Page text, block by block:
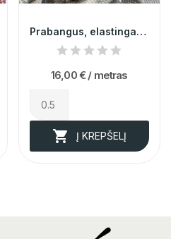
Prabangus, elastingas, šviesiai rudos spalvos...
16,00 € / metras
 Į KREPŠELĮ